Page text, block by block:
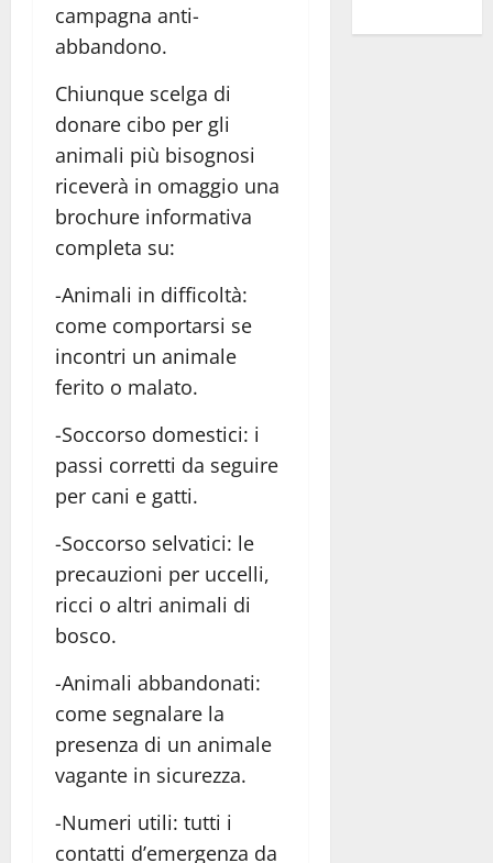
campagna anti-
abbandono.
Chiunque scelga di
donare cibo per gli
animali più bisognosi
riceverà in omaggio una
brochure informativa
completa su:
-Animali in difficoltà:
come comportarsi se
incontri un animale
ferito o malato.
-Soccorso domestici: i
passi corretti da seguire
per cani e gatti.
-Soccorso selvatici: le
precauzioni per uccelli,
ricci o altri animali di
bosco.
-Animali abbandonati:
come segnalare la
presenza di un animale
vagante in sicurezza.
-Numeri utili: tutti i
contatti d’emergenza da
euro